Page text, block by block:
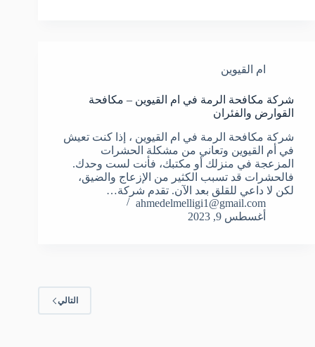
ام القيوين
شركة مكافحة الرمة في ام القيوين – مكافحة
القوارض والفئران
شركة مكافحة الرمة في ام القيوين ، إذا كنت تعيش
في أم القيوين وتعاني من مشكلة الحشرات
المزعجة في منزلك أو مكتبك، فأنت لست وحدك.
فالحشرات قد تسبب الكثير من الإزعاج والضيق،
لكن لا داعي للقلق بعد الآن. تقدم شركة…
ahmedelmelligi1@gmail.com
أغسطس 9, 2023
التالي